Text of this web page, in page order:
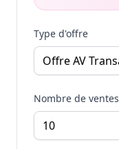
Type d'offre
Nombre de ventes